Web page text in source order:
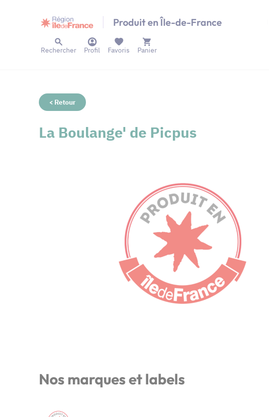
Produit en Île-de-France
Rechercher Profil Panier
Favoris
< Retour
La Boulange' de Picpus
Nos marques et labels